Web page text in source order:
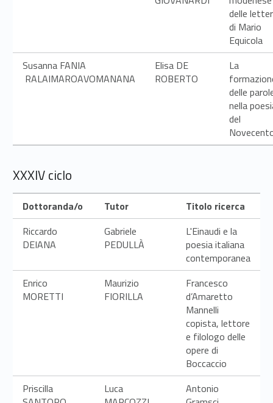
delle
di Mario
Equicola
Susanna FANIA
RALAIMAROAVOMANANA
Elisa DE
ROBERTO
La
delle
nella
del
XXXIV ciclo
Dottoranda/o Tutor
Titolo ricerca
Riccardo
DEIANA
Gabriele
PEDULLÀ
L'Einaudi e la
poesia italiana
contemporanea
Enrico
MORETTI
Maurizio
FIORILLA
Francesco
d’Amaretto
Mannelli
copista, lettore
e filologo delle
opere di
Boccaccio
Priscilla
Luca
Antonio